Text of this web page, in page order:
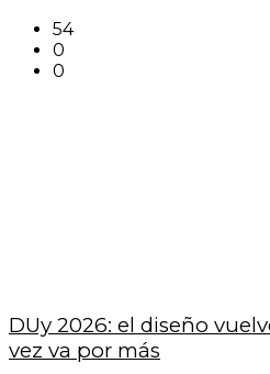
54
0
0
DUy 2026: el diseño
vez va por más